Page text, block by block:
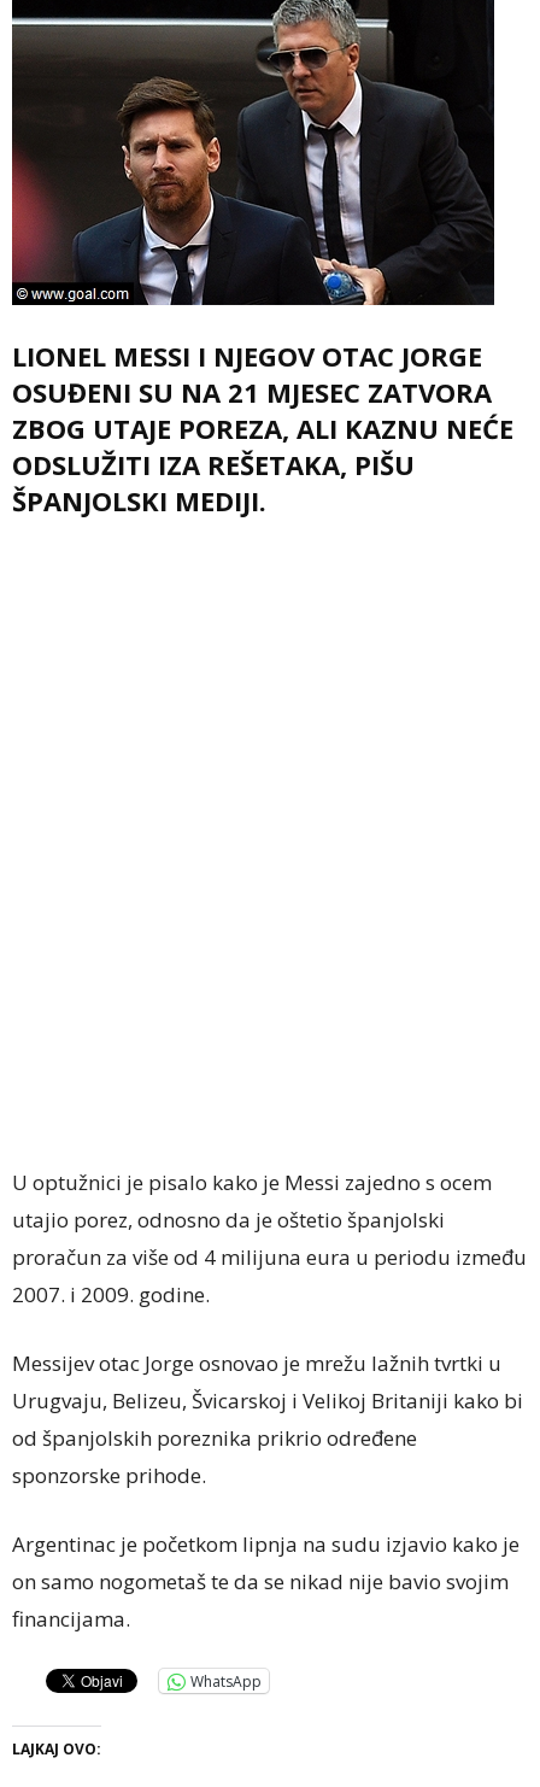
LIONEL MESSI I NJEGOV OTAC JORGE
OSUĐENI SU NA 21 MJESEC ZATVORA
ZBOG UTAJE POREZA, ALI KAZNU NEĆE
ODSLUŽITI IZA REŠETAKA, PIŠU
ŠPANJOLSKI MEDIJI.
U optužnici je pisalo kako je Messi zajedno s ocem
utajio porez, odnosno da je oštetio španjolski
proračun za više od 4 milijuna eura u periodu između
2007. i 2009. godine.
Messijev otac Jorge osnovao je mrežu lažnih tvrtki u
Urugvaju, Belizeu, Švicarskoj i Velikoj Britaniji kako bi
od španjolskih poreznika prikrio određene
sponzorske prihode.
Argentinac je početkom lipnja na sudu izjavio kako je
on samo nogometaš te da se nikad nije bavio svojim
financijama.
WhatsApp
LAJKAJ OVO: